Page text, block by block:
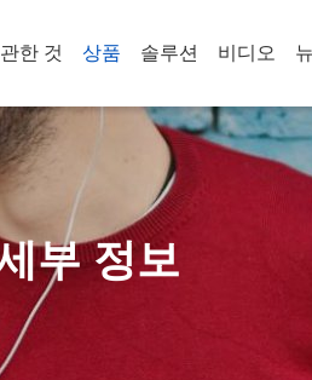
한 것 상품 솔루션 비디오
부 정보